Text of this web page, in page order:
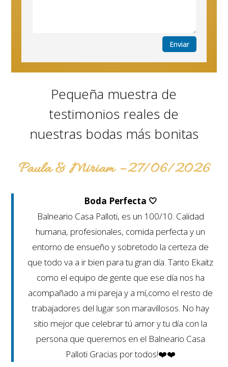
Enviar
Pequeña muestra de
testimonios reales de
nuestras bodas más bonitas
Paula & Miriam – 27/06/2026
Boda Perfecta 🤍
Balneario Casa Palloti, es un 100/10. Calidad
humana, profesionales, comida perfecta y un
entorno de ensueño y sobretodo la certeza de
que todo va a ir bien para tu gran día. Tanto Ekaitz
como el equipo de gente que ese día nos ha
acompañado a mi pareja y a mí,como el resto de
trabajadores del lugar son maravillosos. No hay
sitio mejor que celebrar tú amor y tu día con la
persona que queremos en el Balneario Casa
Palloti Gracias por todos!❤️❤️